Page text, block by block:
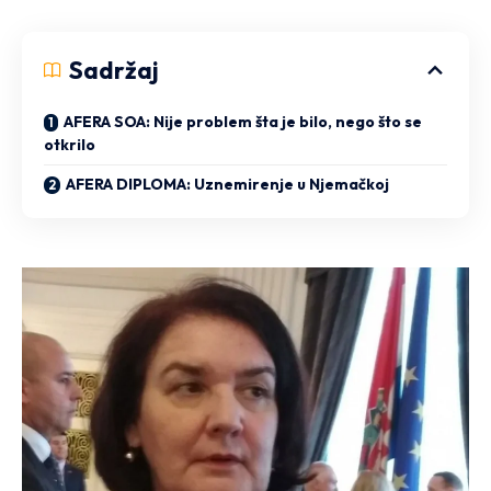
Sadržaj
AFERA SOA: Nije problem šta je bilo, nego što se
otkrilo
AFERA DIPLOMA: Uznemirenje u Njemačkoj